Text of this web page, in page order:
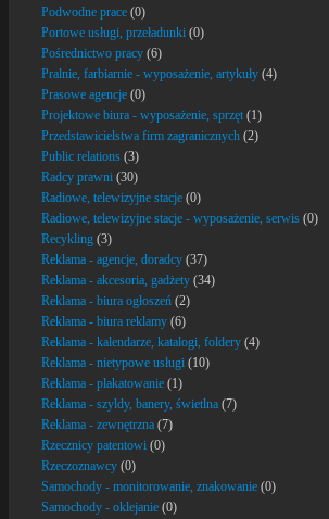
Podwodne prace (0)
Portowe usługi, przeładunki (0)
Pośrednictwo pracy (6)
Pralnie, farbiarnie - wyposażenie, artykuły (4)
Prasowe agencje (0)
Projektowe biura - wyposażenie, sprzęt (1)
Przedstawicielstwa firm zagranicznych (2)
Public relations (3)
Radcy prawni (30)
Radiowe, telewizyjne stacje (0)
Radiowe, telewizyjne stacje - wyposażenie, serwis (0)
Recykling (3)
Reklama - agencje, doradcy (37)
Reklama - akcesoria, gadżety (34)
Reklama - biura ogłoszeń (2)
Reklama - biura reklamy (6)
Reklama - kalendarze, katalogi, foldery (4)
Reklama - nietypowe usługi (10)
Reklama - plakatowanie (1)
Reklama - szyldy, banery, świetlna (7)
Reklama - zewnętrzna (7)
Rzecznicy patentowi (0)
Rzeczoznawcy (0)
Samochody - monitorowanie, znakowanie (0)
Samochody - oklejanie (0)